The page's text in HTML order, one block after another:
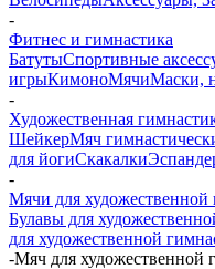
-
Фитнес и гимнастика
БатутыСпортивные
игрыКимоноМячиМаски,
-
Художественная
ШейкерМяч
для йогиСкакалки
-
Мячи для художественной
Булавы для
для художественной
-Мяч для художественной